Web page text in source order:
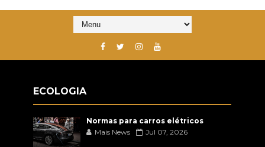
ECOLOGIA
Normas para carros elétricos
Mais News
Jul 07, 2026